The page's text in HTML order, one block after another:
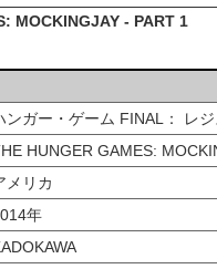
MOCKINGJAY - PART 1
ンガー・ゲーム FINAL： レ
HUNGER GAMES:
メリカ
年